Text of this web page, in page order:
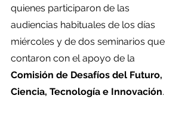
quienes participaron de las
audiencias habituales de los días
miércoles y de dos seminarios que
contaron con el apoyo de la
Comisión de Desafíos del Futuro,
Ciencia, Tecnología e Innovación.